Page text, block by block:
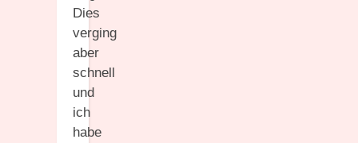
Dies
verging
aber
schnell
und
ich
habe